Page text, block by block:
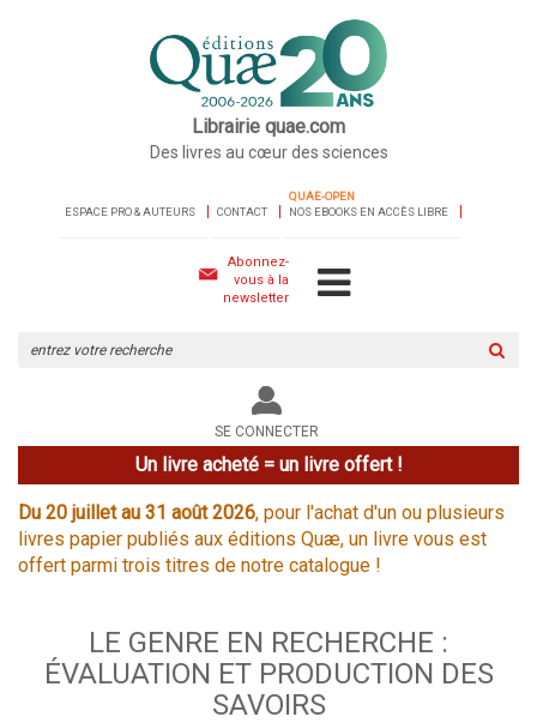
Librairie quae.com
Des livres au cœur des sciences
ESPACE PRO & AUTEURS CONTACT
QUAE-OPEN
NOS EBOOKS EN ACCÈS LIBRE
Abonnez-
vous à la
newsletter
le
site
SE CONNECTER
Un livre acheté = un livre offert !
Du 20 juillet au 31 août 2026, pour l'achat d'un ou plusieurs
livres papier publiés aux éditions Quæ, un livre vous est
offert parmi trois titres de notre catalogue !
LE GENRE EN RECHERCHE :
ÉVALUATION ET PRODUCTION DES
SAVOIRS